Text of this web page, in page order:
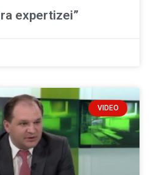
expertizei”
VIDEO